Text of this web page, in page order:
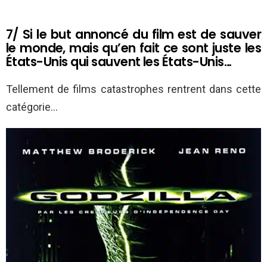
7/ Si le but annoncé du film est de sauver
le monde, mais qu’en fait ce sont juste les
États-Unis qui sauvent les États-Unis…
Tellement de films catastrophes rentrent dans cette
catégorie…